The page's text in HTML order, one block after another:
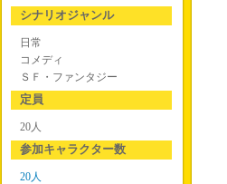
シナリオジャンル
日常
コメディ
ＳＦ・ファンタジー
定員
20人
参加キャラクター数
20人